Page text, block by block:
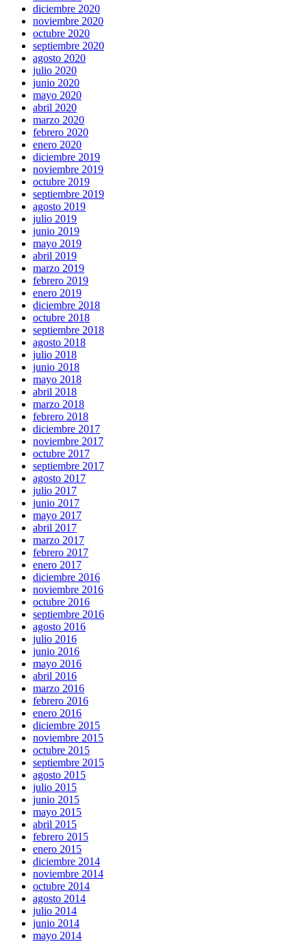
diciembre 2020
noviembre 2020
octubre 2020
septiembre 2020
agosto 2020
julio 2020
junio 2020
mayo 2020
abril 2020
marzo 2020
febrero 2020
enero 2020
diciembre 2019
noviembre 2019
octubre 2019
septiembre 2019
agosto 2019
julio 2019
junio 2019
mayo 2019
abril 2019
marzo 2019
febrero 2019
enero 2019
diciembre 2018
octubre 2018
septiembre 2018
agosto 2018
julio 2018
junio 2018
mayo 2018
abril 2018
marzo 2018
febrero 2018
diciembre 2017
noviembre 2017
octubre 2017
septiembre 2017
agosto 2017
julio 2017
junio 2017
mayo 2017
abril 2017
marzo 2017
febrero 2017
enero 2017
diciembre 2016
noviembre 2016
octubre 2016
septiembre 2016
agosto 2016
julio 2016
junio 2016
mayo 2016
abril 2016
marzo 2016
febrero 2016
enero 2016
diciembre 2015
noviembre 2015
octubre 2015
septiembre 2015
agosto 2015
julio 2015
junio 2015
mayo 2015
abril 2015
febrero 2015
enero 2015
diciembre 2014
noviembre 2014
octubre 2014
agosto 2014
julio 2014
junio 2014
mayo 2014